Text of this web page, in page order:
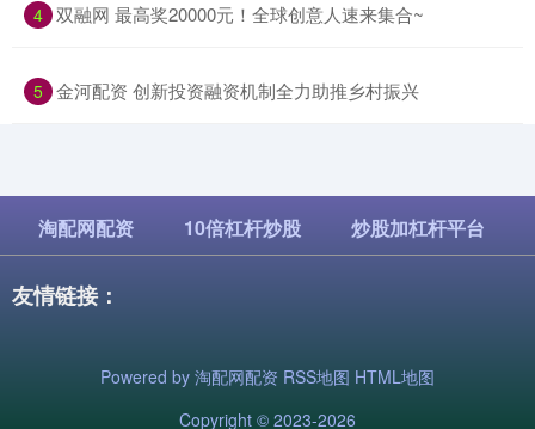
4 ​双融网 最高奖20000元！全球创意人速来集合~
5 ​金河配资 创新投资融资机制全力助推乡村振兴
淘配网配资 10倍杠杆炒股 炒股加杠杆平台
友情链接：
Powered by 淘配网配资 RSS地图 HTML地图
Copyright © 2023-2026